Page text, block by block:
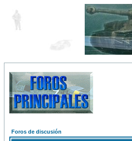
Foros de discusión